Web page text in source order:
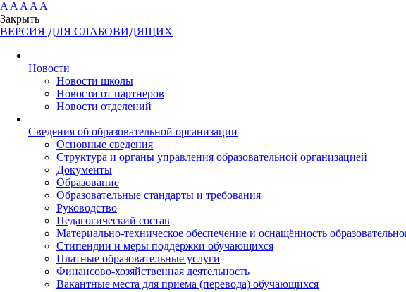
A A A A A
Закрыть
ВЕРСИЯ ДЛЯ СЛАБОВИДЯЩИХ
Новости
Новости школы
Новости от партнеров
Новости отделений
Cведения об образовательной организации
Основные сведения
Структура и органы управления образовательной организацией
Документы
Образование
Образовательные стандарты и требования
Руководство
Педагогический состав
Материально-техническое обеспечение и оснащённость
Стипендии и меры поддержки обучающихся
Платные образовательные услуги
Финансово-хозяйственная деятельность
Вакантные места для приема (перевода) обучающихся